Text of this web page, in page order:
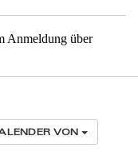
Anmeldung über
VON